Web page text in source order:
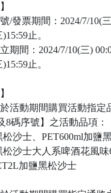
/發票期間：2024/7/10(
止。
期間：2024/7/10(三)
止。
活動期間購買活動指定
8碼序號】之活動品項：
松沙士、PET600ml加鹽
松沙士大人系啤酒花風
加鹽黑松沙士